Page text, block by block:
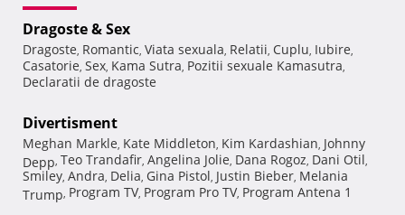
Dragoste & Sex
Dragoste, Romantic, Viata sexuala, Relatii, Cuplu, Iubire,
Casatorie, Sex, Kama Sutra, Pozitii sexuale Kamasutra,
Declaratii de dragoste
Divertisment
Meghan Markle, Kate Middleton, Kim Kardashian, Johnny
Depp, Teo Trandafir, Angelina Jolie, Dana Rogoz, Dani Otil,
Smiley, Andra, Delia, Gina Pistol, Justin Bieber, Melania
Trump, Program TV, Program Pro TV, Program Antena 1